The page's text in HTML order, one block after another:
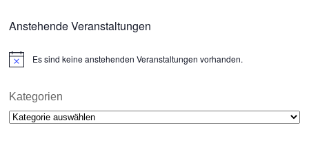
Anstehende Veranstaltungen
N
i
e
Es sind keine anstehenden Veranstaltungen vorhanden.
Kategorien
Kategorien